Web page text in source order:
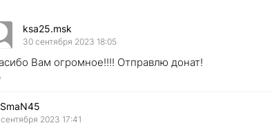
ksa25.msk
30 сентября 2023 18:05
Вам огромное!!!! Отправлю донат!
2023 17:41